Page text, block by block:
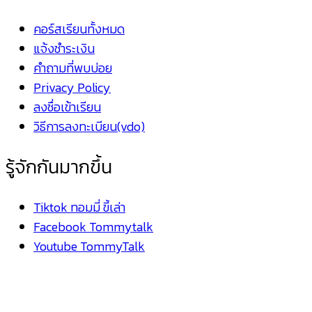
คอร์สเรียนทั้งหมด
แจ้งชำระเงิน
คำถามที่พบบ่อย
Privacy Policy
ลงชื่อเข้าเรียน
วิธีการลงทะเบียน(vdo)
รู้จักกันมากขึ้น
Tiktok ทอมมี่ ขี้เล่า
Facebook Tommytalk
Youtube TommyTalk